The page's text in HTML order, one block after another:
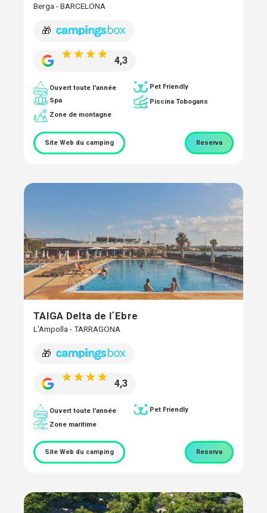
Berga - BARCELONA
🎁
4,3
Ouvert toute l'année
Pet Friendly
Spa
Piscina Tobogans
Zone de montagne
Site Web du camping Reserva
TAIGA Delta de l´Ebre
L'Ampolla - TARRAGONA
🎁
4,3
Ouvert toute l'année
Pet Friendly
Zone maritime
Site Web du camping Reserva